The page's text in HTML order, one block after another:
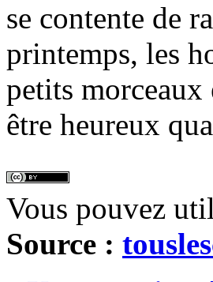
se contente de
printemps, les
petits morceaux
être heureux
Vous pouvez
Source :